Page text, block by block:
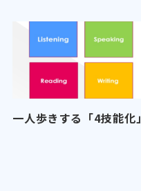
一人歩きする「4技能化」